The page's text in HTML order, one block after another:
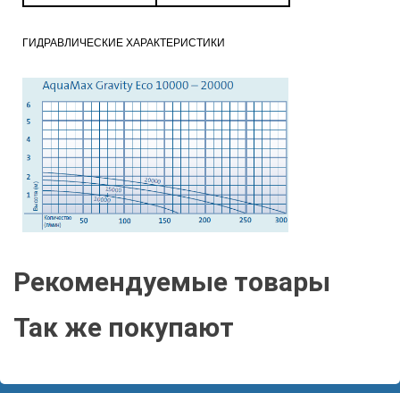
ГИДРАВЛИЧЕСКИЕ ХАРАКТЕРИСТИКИ
Рекомендуемые товары
Так же покупают